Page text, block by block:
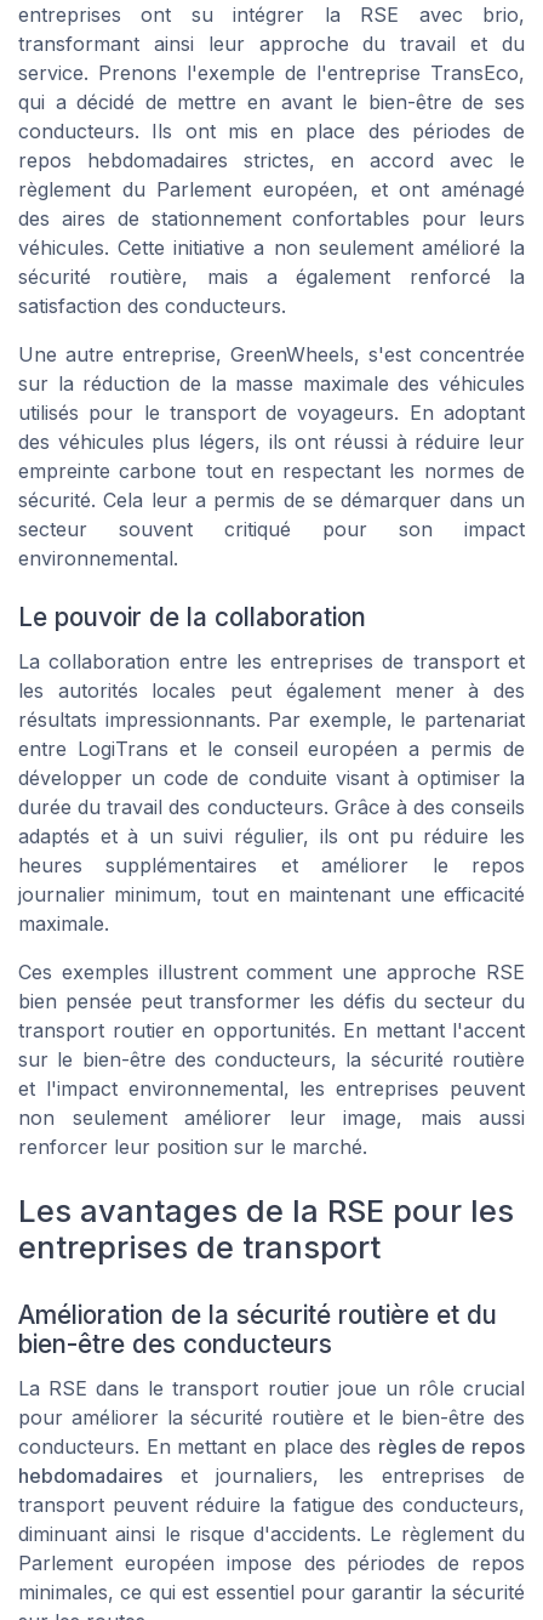
entreprises ont su intégrer la RSE avec brio,
transformant ainsi leur approche du travail et du
service. Prenons l'exemple de l'entreprise TransEco,
qui a décidé de mettre en avant le bien-être de ses
conducteurs. Ils ont mis en place des périodes de
repos hebdomadaires strictes, en accord avec le
règlement du Parlement européen, et ont aménagé
des aires de stationnement confortables pour leurs
véhicules. Cette initiative a non seulement amélioré la
sécurité routière, mais a également renforcé la
satisfaction des conducteurs.
Une autre entreprise, GreenWheels, s'est concentrée
sur la réduction de la masse maximale des véhicules
utilisés pour le transport de voyageurs. En adoptant
des véhicules plus légers, ils ont réussi à réduire leur
empreinte carbone tout en respectant les normes de
sécurité. Cela leur a permis de se démarquer dans un
secteur souvent critiqué pour son impact
environnemental.
Le pouvoir de la collaboration
La collaboration entre les entreprises de transport et
les autorités locales peut également mener à des
résultats impressionnants. Par exemple, le partenariat
entre LogiTrans et le conseil européen a permis de
développer un code de conduite visant à optimiser la
durée du travail des conducteurs. Grâce à des conseils
adaptés et à un suivi régulier, ils ont pu réduire les
heures supplémentaires et améliorer le repos
journalier minimum, tout en maintenant une efficacité
maximale.
Ces exemples illustrent comment une approche RSE
bien pensée peut transformer les défis du secteur du
transport routier en opportunités. En mettant l'accent
sur le bien-être des conducteurs, la sécurité routière
et l'impact environnemental, les entreprises peuvent
non seulement améliorer leur image, mais aussi
renforcer leur position sur le marché.
Les avantages de la RSE pour les
entreprises de transport
Amélioration de la sécurité routière et du
bien-être des conducteurs
La RSE dans le transport routier joue un rôle crucial
pour améliorer la sécurité routière et le bien-être des
conducteurs. En mettant en place des règles de repos
hebdomadaires et journaliers, les entreprises de
transport peuvent réduire la fatigue des conducteurs,
diminuant ainsi le risque d'accidents. Le règlement du
Parlement européen impose des périodes de repos
minimales, ce qui est essentiel pour garantir la sécurité